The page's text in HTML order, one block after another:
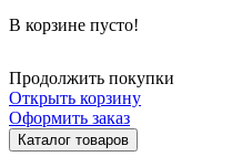
В корзине пусто!
Продолжить покупки
Открыть корзину
Оформить заказ
Каталог товаров